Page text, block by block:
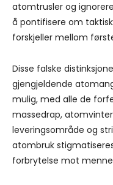
atomtrusler og
å pontifisere om
forskjeller mellom
Disse falske
gjengjeldende
mulig, med alle de
massedrap,
leveringsområde og
atombruk
forbrytelse mot